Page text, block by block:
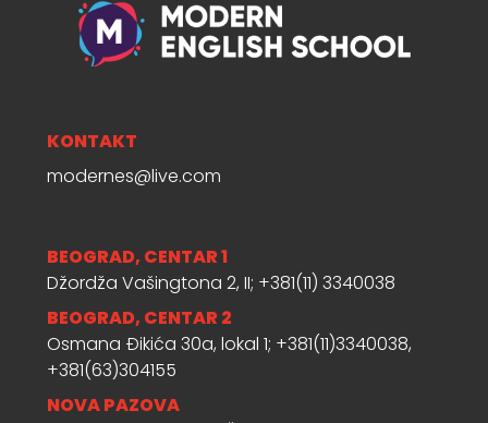
KONTAKT
modernes@live.com
BEOGRAD, CENTAR 1
Džordža Vašingtona 2, II; +381(11) 3340038
BEOGRAD, CENTAR 2
Osmana Đikića 30a, lokal 1; +381(11)3340038,
+381(63)304155
NOVA PAZOVA